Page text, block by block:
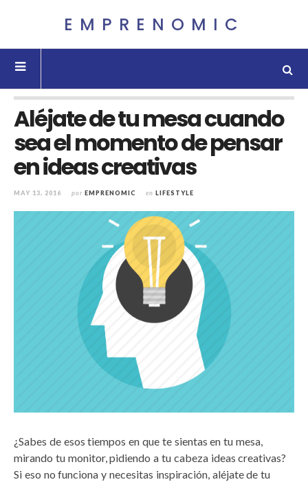
EMPRENOMIC
Aléjate de tu mesa cuando
sea el momento de pensar
en ideas creativas
MAY 13, 2016 por EMPRENOMIC en LIFESTYLE
¿Sabes de esos tiempos en que te sientas en tu mesa,
mirando tu monitor, pidiendo a tu cabeza ideas creativas?
Si eso no funciona y necesitas inspiración, aléjate de tu